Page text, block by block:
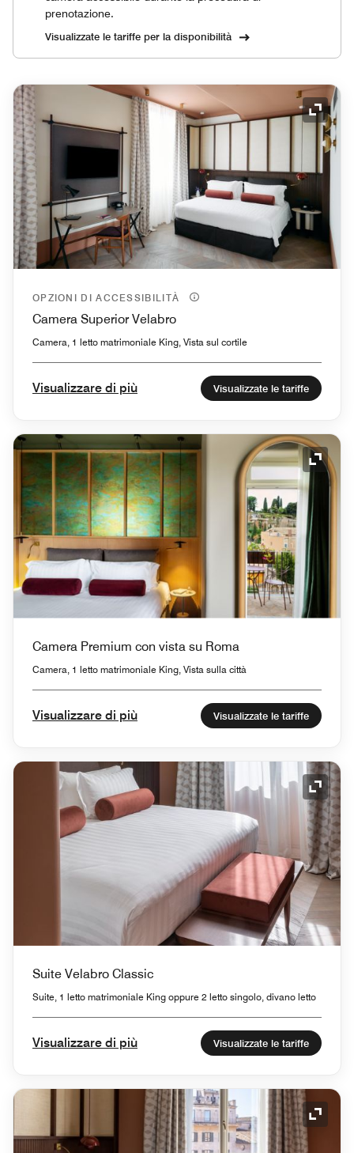
prenotazione.
Visualizzate le tariffe per la disponibilità
Icona
OPZIONI DI ACCESSIBILITÀ
Camera Superior Velabro
Camera, 1 letto matrimoniale King, Vista sul cortile
Visualizzare di più Visualizzate le tariffe
Icona
Camera Premium con vista su Roma
Camera, 1 letto matrimoniale King, Vista sulla città
Visualizzare di più Visualizzate le tariffe
Icona
Suite Velabro Classic
Suite, 1 letto matrimoniale King oppure 2 letto singolo, divano letto
Visualizzare di più Visualizzate le tariffe
Icona